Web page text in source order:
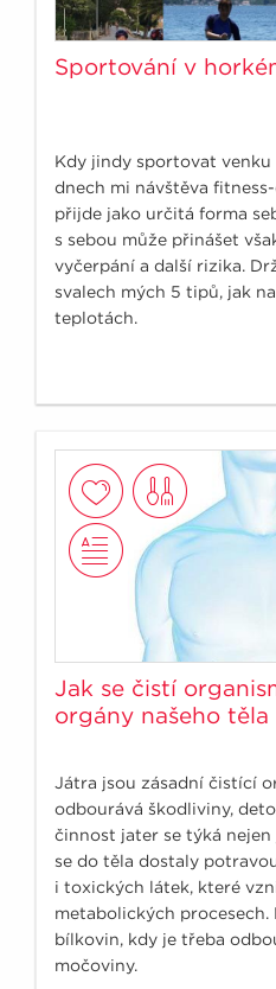
Sportování v
Kdy jindy sportovat venku
dnech mi návštěva
přijde jako určitá forma
s sebou může přinášet
vyčerpání a další rizika.
svalech mých 5 tipů, jak
teplotách.
Jak se čistí
orgány našeho těla
Játra jsou zásadní čistící
odbourává škodliviny,
činnost jater se týká
se do těla dostaly
i toxických látek, které
metabolických
bílkovin, kdy je třeba
močoviny.